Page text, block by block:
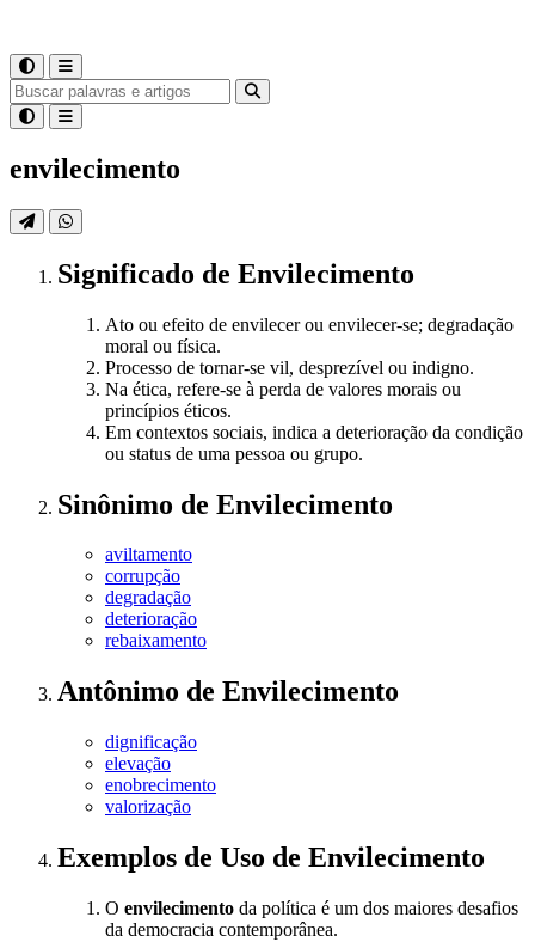
envilecimento
Significado de Envilecimento
Ato ou efeito de envilecer ou envilecer-se; degradação
moral ou física.
Processo de tornar-se vil, desprezível ou indigno.
Na ética, refere-se à perda de valores morais ou
princípios éticos.
Em contextos sociais, indica a deterioração da condição
ou status de uma pessoa ou grupo.
Sinônimo de Envilecimento
aviltamento
corrupção
degradação
deterioração
rebaixamento
Antônimo de Envilecimento
dignificação
elevação
enobrecimento
valorização
Exemplos de Uso de Envilecimento
O envilecimento da política é um dos maiores desafios
da democracia contemporânea.